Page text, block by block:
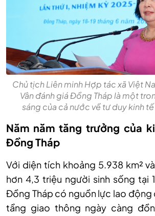
Chủ tịch Liên minh Hợp tác xã Việt
Vân đánh giá Đồng Tháp là một
sáng của cả nước về tư duy kinh
Năm năm tăng trưởng của
Đồng Tháp
Với diện tích khoảng 5.938 km²
hơn 4,3 triệu người sinh sống tại
Đồng Tháp có nguồn lực lao động
tầng giao thông ngày càng